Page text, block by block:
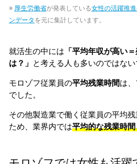
※ 厚生労働省が発表している女性の活躍推
ンデータ を元に集計しています。
就活生の中には 「平均年収が高い
は？」 と考える人も多いのではな
モロゾフ従業員の平均残業時間は
でした。
その他製造業で働く従業員の平均
ため、業界内では平均的な残業時